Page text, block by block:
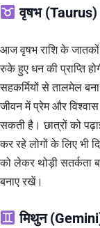
वृषभ (Taurus)
आज वृषभ राशि के
रुके हुए धन की प्राप्ति
सहकर्मियों से तालमेल
जीवन में प्रेम और विश्वास
सकती है। छात्रों को
कर रहे लोगों के लिए भी
को लेकर थोड़ी सतर्कता
बनाए रखें।
मिथुन